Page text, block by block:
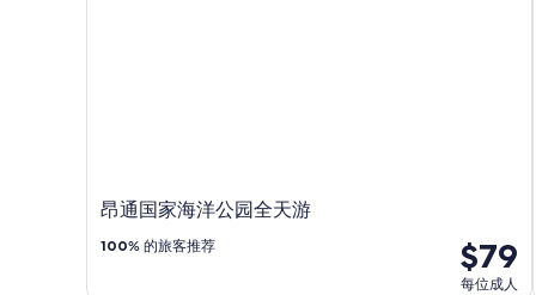
昂通国家海洋公园全天游
$79
每位成人
100% 的旅客推荐